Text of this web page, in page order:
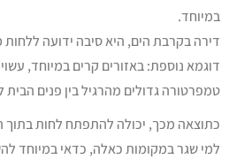
במיוחד.
דירה בקרבת הים, היא סיבה ידועה ללחות
דוגמא נוספת: באזורים קרים במיוחד,
טמפרטורה גדולים מהרגיל בין פנים הבית
כתוצאה מכך, יכולה להתפתח לחות בתוך
למי שגר במקומות כאלה, כדאי במיוחד